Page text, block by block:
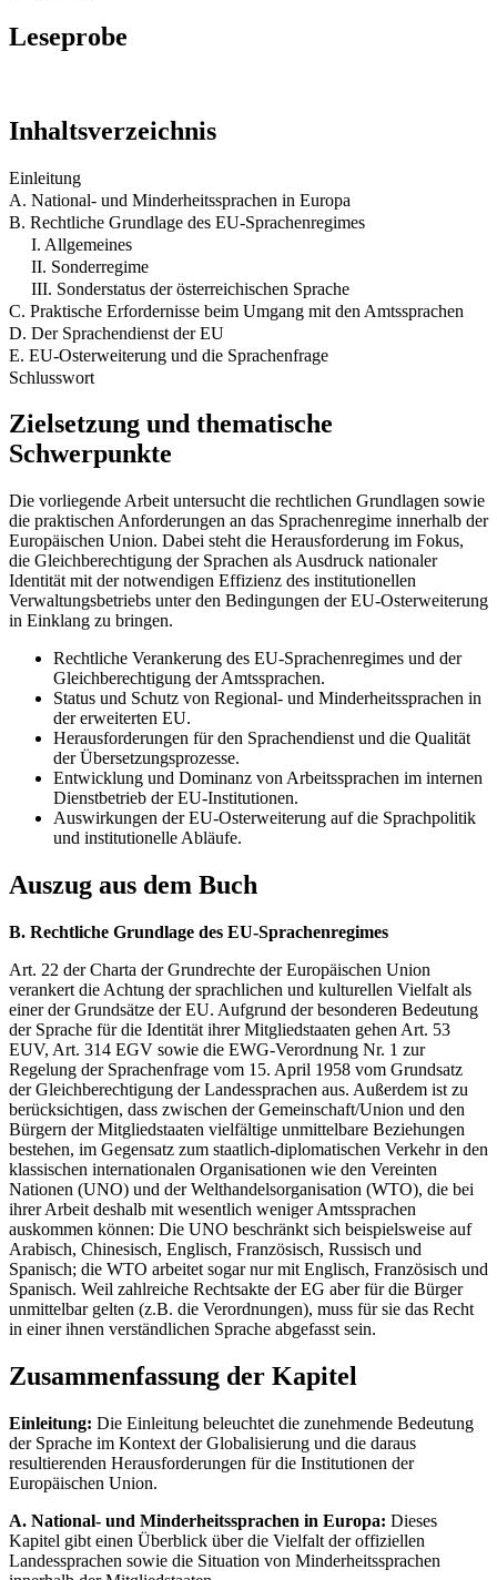
Leseprobe
Inhaltsverzeichnis
Einleitung
A. National- und Minderheitssprachen in Europa
B. Rechtliche Grundlage des EU-Sprachenregimes
I. Allgemeines
II. Sonderregime
III. Sonderstatus der österreichischen Sprache
C. Praktische Erfordernisse beim Umgang mit den Amtssprachen
D. Der Sprachendienst der EU
E. EU-Osterweiterung und die Sprachenfrage
Schlusswort
Zielsetzung und thematische
Schwerpunkte
Die vorliegende Arbeit untersucht die rechtlichen Grundlagen sowie
die praktischen Anforderungen an das Sprachenregime innerhalb der
Europäischen Union. Dabei steht die Herausforderung im Fokus,
die Gleichberechtigung der Sprachen als Ausdruck nationaler
Identität mit der notwendigen Effizienz des institutionellen
Verwaltungsbetriebs unter den Bedingungen der EU-Osterweiterung
in Einklang zu bringen.
Rechtliche Verankerung des EU-Sprachenregimes und der
Gleichberechtigung der Amtssprachen.
Status und Schutz von Regional- und Minderheitssprachen in
der erweiterten EU.
Herausforderungen für den Sprachendienst und die Qualität
der Übersetzungsprozesse.
Entwicklung und Dominanz von Arbeitssprachen im internen
Dienstbetrieb der EU-Institutionen.
Auswirkungen der EU-Osterweiterung auf die Sprachpolitik
und institutionelle Abläufe.
Auszug aus dem Buch
B. Rechtliche Grundlage des EU-Sprachenregimes
Art. 22 der Charta der Grundrechte der Europäischen Union
verankert die Achtung der sprachlichen und kulturellen Vielfalt als
einer der Grundsätze der EU. Aufgrund der besonderen Bedeutung
der Sprache für die Identität ihrer Mitgliedstaaten gehen Art. 53
EUV, Art. 314 EGV sowie die EWG-Verordnung Nr. 1 zur
Regelung der Sprachenfrage vom 15. April 1958 vom Grundsatz
der Gleichberechtigung der Landessprachen aus. Außerdem ist zu
berücksichtigen, dass zwischen der Gemeinschaft/Union und den
Bürgern der Mitgliedstaaten vielfältige unmittelbare Beziehungen
bestehen, im Gegensatz zum staatlich-diplomatischen Verkehr in den
klassischen internationalen Organisationen wie den Vereinten
Nationen (UNO) und der Welthandelsorganisation (WTO), die bei
ihrer Arbeit deshalb mit wesentlich weniger Amtssprachen
auskommen können: Die UNO beschränkt sich beispielsweise auf
Arabisch, Chinesisch, Englisch, Französisch, Russisch und
Spanisch; die WTO arbeitet sogar nur mit Englisch, Französisch und
Spanisch. Weil zahlreiche Rechtsakte der EG aber für die Bürger
unmittelbar gelten (z.B. die Verordnungen), muss für sie das Recht
in einer ihnen verständlichen Sprache abgefasst sein.
Zusammenfassung der Kapitel
Einleitung: Die Einleitung beleuchtet die zunehmende Bedeutung
der Sprache im Kontext der Globalisierung und die daraus
resultierenden Herausforderungen für die Institutionen der
Europäischen Union.
A. National- und Minderheitssprachen in Europa: Dieses
Kapitel gibt einen Überblick über die Vielfalt der offiziellen
Landessprachen sowie die Situation von Minderheitssprachen